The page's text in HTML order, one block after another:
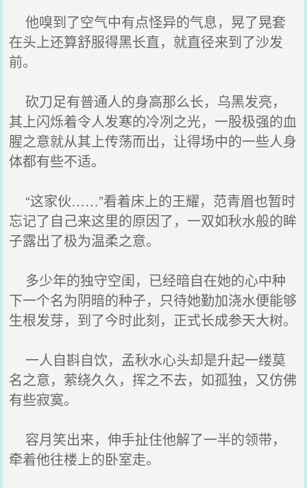
他嗅到了空气中有点怪异的气息，晃了晃套
在头上还算舒服得黑长直，就直径来到了沙发
前。
砍刀足有普通人的身高那么长，乌黑发亮，
其上闪烁着令人发寒的冷冽之光，一股极强的血
腥之意就从其上传荡而出，让得场中的一些人身
体都有些不适。
“这家伙……”看着床上的王耀，范青眉也暂时
忘记了自己来这里的原因了，一双如秋水般的眸
子露出了极为温柔之意。
多少年的独守空闺，已经暗自在她的心中种
下一个名为阴暗的种子，只待她勤加浇水便能够
生根发芽，到了今时此刻，正式长成参天大树。
一人自斟自饮，孟秋水心头却是升起一缕莫
名之意，萦绕久久，挥之不去，如孤独，又仿佛
有些寂寞。
容月笑出来，伸手扯住他解了一半的领带，
牵着他往楼上的卧室走。